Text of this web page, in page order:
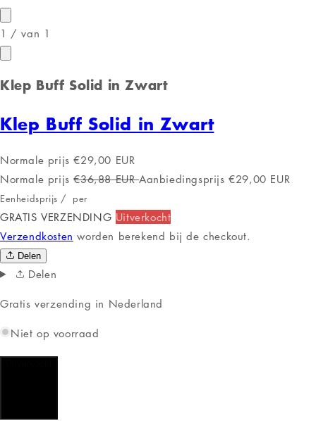
1 /van 1
Klep Buff Solid in Zwart
Klep Buff Solid in Zwart
Normale prijs €29,00 EUR
Normale prijs €36,88 EURAanbiedingsprijs €29,00 EUR
Eenheidsprijs / per
GRATIS VERZENDING Uitverkocht
Verzendkosten worden berekend bij de checkout.
Delen
Delen
Gratis verzending in Nederland
Niet op voorraad